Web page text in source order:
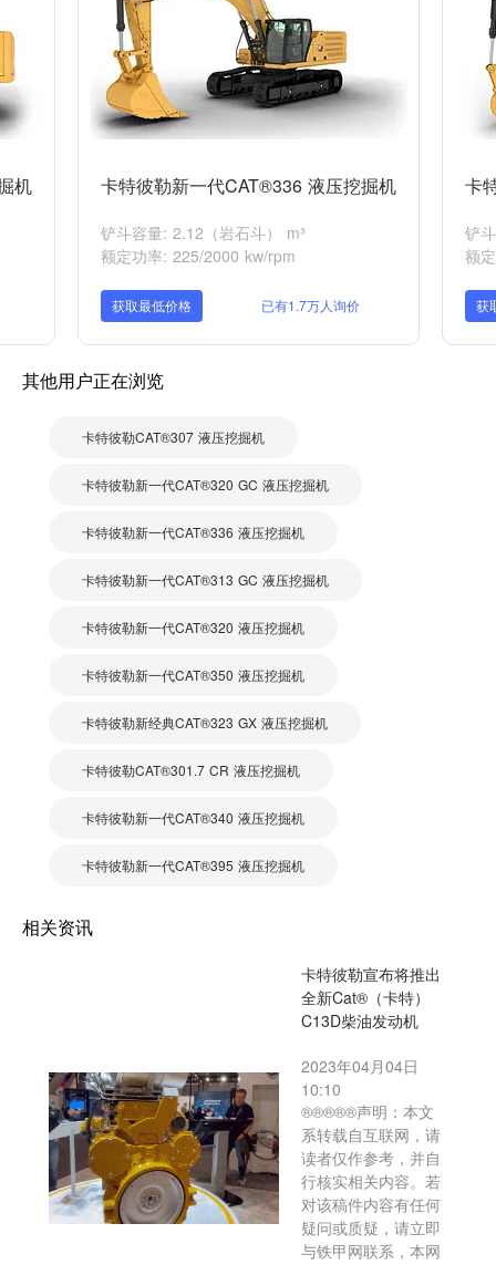
机 卡特彼勒新一代CAT®336 液压挖掘机
铲斗容量: 2.12（岩石斗） m³
额定功率: 225/2000 kw/rpm
获取最低价格 已有1.7万人询价
卡
铲
额
获
其他用户正在浏览
卡特彼勒CAT®307 液压挖掘机
卡特彼勒新一代CAT®320 GC 液压挖掘机
卡特彼勒新一代CAT®336 液压挖掘机
卡特彼勒新一代CAT®313 GC 液压挖掘机
卡特彼勒新一代CAT®320 液压挖掘机
卡特彼勒新一代CAT®350 液压挖掘机
卡特彼勒新经典CAT®323 GX 液压挖掘机
卡特彼勒CAT®301.7 CR 液压挖掘机
卡特彼勒新一代CAT®340 液压挖掘机
卡特彼勒新一代CAT®395 液压挖掘机
相关资讯
卡特彼勒宣布将推出
全新Cat®（卡特）
C13D柴油发动机
2023年04月04日
10:10
®®®®®声明：本文
系转载自互联网，请
读者仅作参考，并自
行核实相关内容。若
对该稿件内容有任何
疑问或质疑，请立即
与铁甲网联系，本网